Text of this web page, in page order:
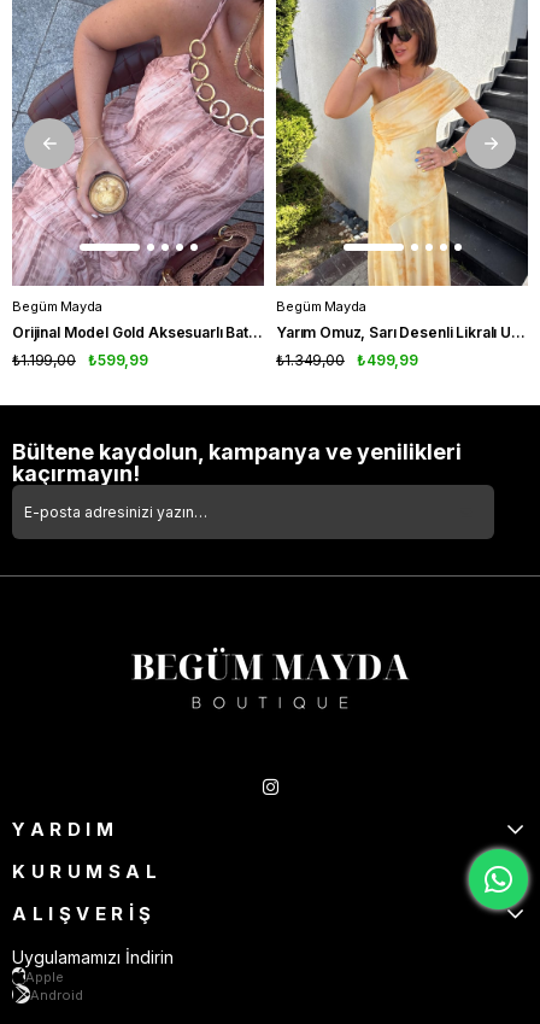
Begüm Mayda
Orijinal Model Gold Aksesuarlı Batik Desenli Elbise
₺599,99
₺1.199,00
Begüm Mayda
Yarım Omuz, Sarı Desenli Likralı Uzun Elbise
₺499,99
₺1.349,00
Bültene kaydolun, kampanya ve yenilikleri
kaçırmayın!
YARDIM
KURUMSAL
ALIŞVERİŞ
Uygulamamızı İndirin
Apple
Android